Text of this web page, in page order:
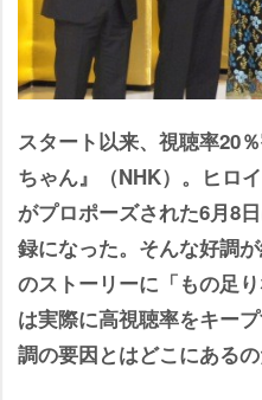
スタート以来、視聴率20
ちゃん』（NHK）。ヒロ
がプロポーズされた6月8
録になった。そんな好調
のストーリーに「もの足
は実際に高視聴率をキー
調の要因とはどこにあるの